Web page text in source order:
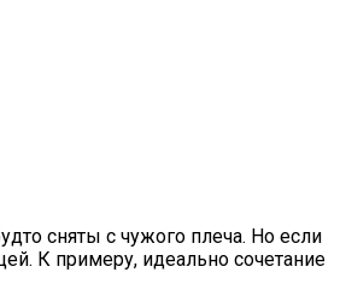
сняты с чужого плеча. Но если
К примеру, идеально сочетание